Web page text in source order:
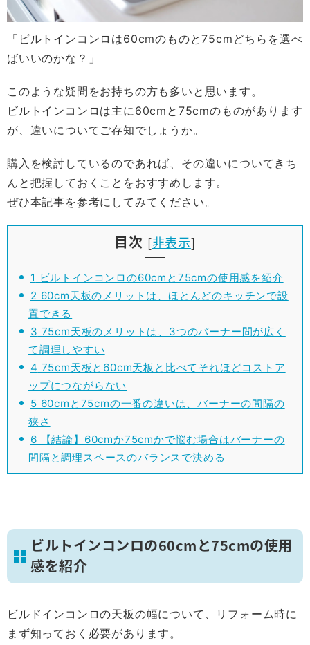
「ビルトインコンロは60cmのものと75cmどちらを選べ
ばいいのかな？」
このような疑問をお持ちの方も多いと思います。
ビルトインコンロは主に60cmと75cmのものがあります
が、違いについてご存知でしょうか。
購入を検討しているのであれば、その違いについてきち
んと把握しておくことをおすすめします。
ぜひ本記事を参考にしてみてください。
目次 [非表示]
1 ビルトインコンロの60cmと75cmの使用感を紹介
2 60cm天板のメリットは、ほとんどのキッチンで設
置できる
3 75cm天板のメリットは、3つのバーナー間が広く
て調理しやすい
4 75cm天板と60cm天板と比べてそれほどコストア
ップにつながらない
5 60cmと75cmの一番の違いは、バーナーの間隔の
狭さ
6 【結論】60cmか75cmかで悩む場合はバーナーの
間隔と調理スペースのバランスで決める
ビルトインコンロの60cmと75cmの使用
感を紹介
ビルドインコンロの天板の幅について、リフォーム時に
まず知っておく必要があります。